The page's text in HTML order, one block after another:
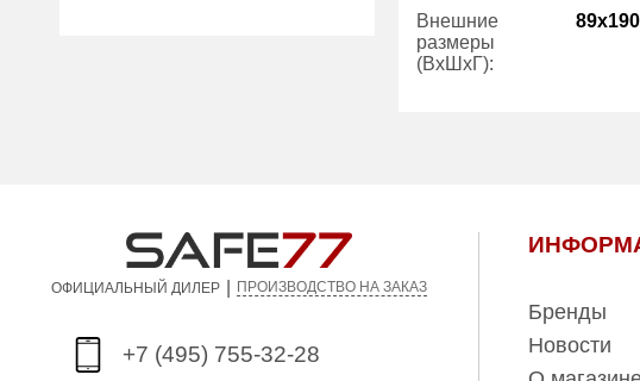
Внешние
размеры
(ВхШхГ):
ОФИЦИАЛЬНЫЙ ДИЛЕР | ПРОИЗВОДСТВО НА ЗАКАЗ
+7 (495) 755-32-28
Бренды
Новости